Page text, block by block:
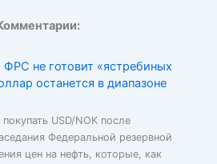
ФРС не готовит «ястребиных
останется в диапазоне
USD/NOK после
Федеральной резервной
цен на нефть, которые, как